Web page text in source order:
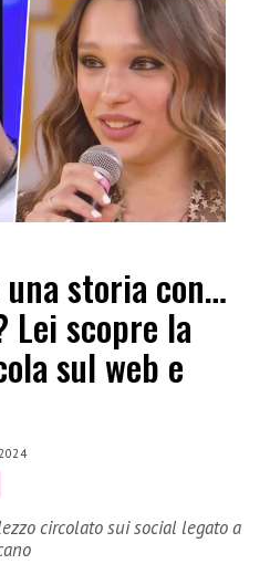
storia con…
Lei scopre la
sul web e
circolato sui social legato a